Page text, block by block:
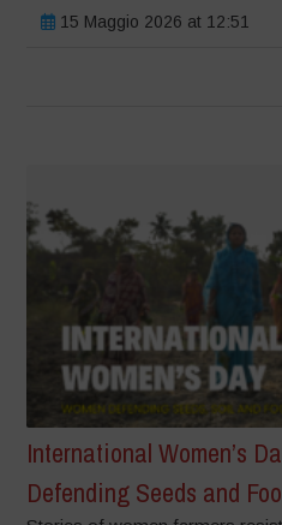
15 Maggio 2026 at 12:51
International Women’s
Defending Seeds and